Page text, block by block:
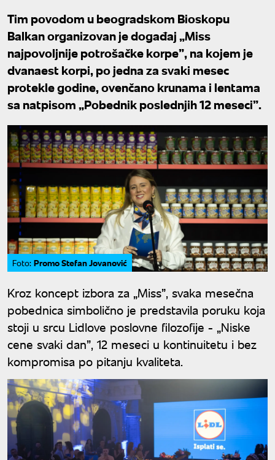
Tim povodom u beogradskom Bioskopu
Balkan organizovan je događaj „Miss
najpovoljnije potrošačke korpe”, na kojem je
dvanaest korpi, po jedna za svaki mesec
protekle godine, ovenčano krunama i lentama
sa natpisom „Pobednik poslednjih 12 meseci”.
Foto: Promo Stefan Jovanović
Kroz koncept izbora za „Miss”, svaka mesečna
pobednica simbolično je predstavila poruku koja
stoji u srcu Lidlove poslovne filozofije - „Niske
cene svaki dan”, 12 meseci u kontinuitetu i bez
kompromisa po pitanju kvaliteta.